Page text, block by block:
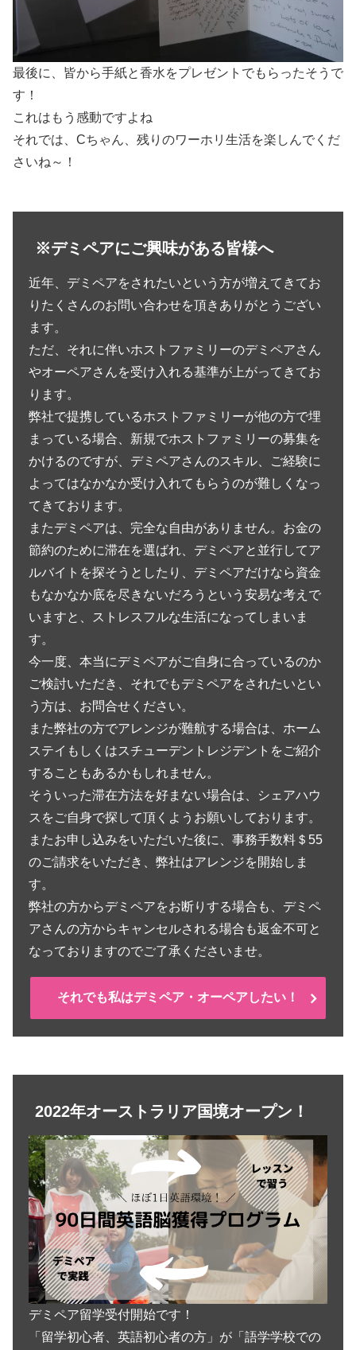
最後に、皆から手紙と香水をプレゼントでもらったそうで
す！
これはもう感動ですよね
それでは、Cちゃん、残りのワーホリ生活を楽しんでくだ
さいね～！
※デミペアにご興味がある皆様へ
近年、デミペアをされたいという方が増えてきてお
りたくさんのお問い合わせを頂きありがとうござい
ます。
ただ、それに伴いホストファミリーのデミペアさん
やオーペアさんを受け入れる基準が上がってきてお
ります。
弊社で提携しているホストファミリーが他の方で埋
まっている場合、新規でホストファミリーの募集を
かけるのですが、デミペアさんのスキル、ご経験に
よってはなかなか受け入れてもらうのが難しくなっ
てきております。
またデミペアは、完全な自由がありません。お金の
節約のために滞在を選ばれ、デミペアと並行してア
ルバイトを探そうとしたり、デミペアだけなら資金
もなかなか底を尽きないだろうという安易な考えで
いますと、ストレスフルな生活になってしまいま
す。
今一度、本当にデミペアがご自身に合っているのか
ご検討いただき、それでもデミペアをされたいとい
う方は、お問合せください。
また弊社の方でアレンジが難航する場合は、ホーム
ステイもしくはスチューデントレジデントをご紹介
することもあるかもしれません。
そういった滞在方法を好まない場合は、シェアハウ
スをご自身で探して頂くようお願いしております。
またお申し込みをいただいた後に、事務手数料＄55
のご請求をいただき、弊社はアレンジを開始しま
す。
弊社の方からデミペアをお断りする場合も、デミペ
アさんの方からキャンセルされる場合も返金不可と
なっておりますのでご了承くださいませ。
それでも私はデミペア・オーペアしたい！
2022年オーストラリア国境オープン！
デミペア留学受付開始です！
「留学初心者、英語初心者の方」が「語学学校での